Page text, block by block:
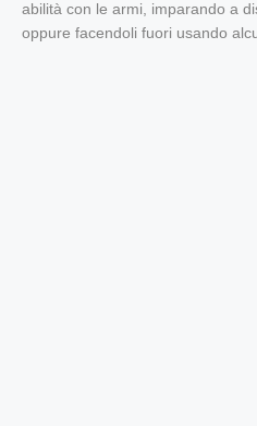
abilità con le armi, imparando a
oppure facendoli fuori usando